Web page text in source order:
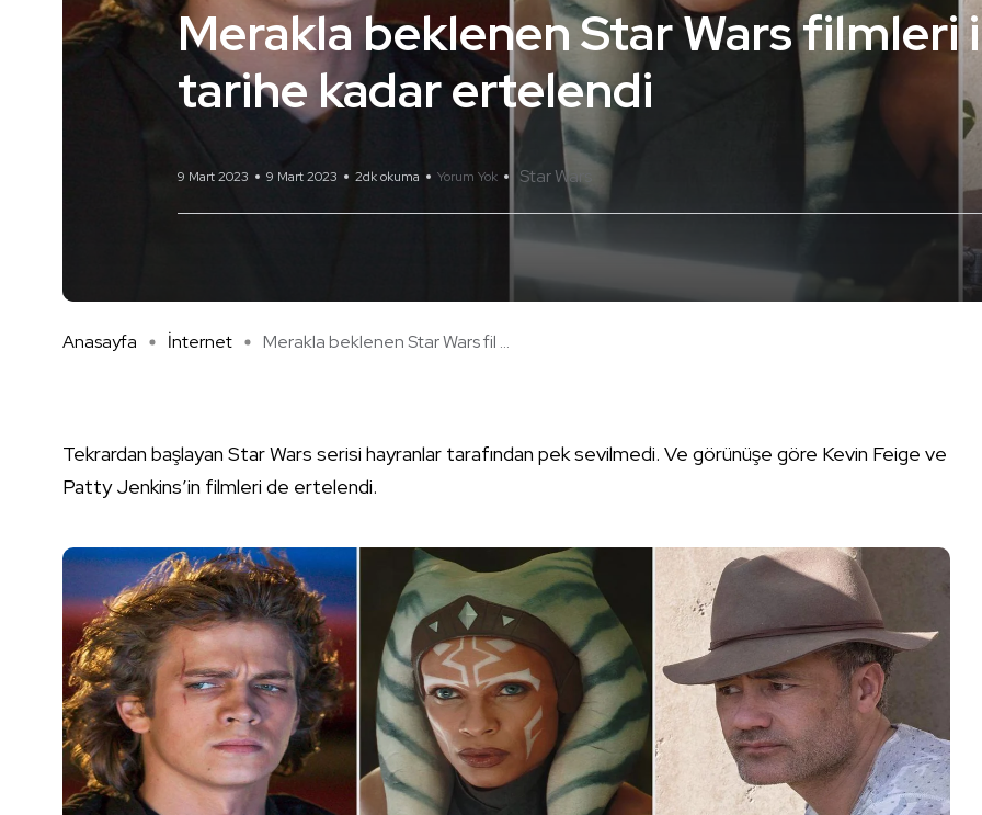
Merakla beklenen Star Wars filmleri
tarihe kadar ertelendi
9 Mart 2023 9 Mart 2023 2dk okuma Yorum Yok Star Wars
Anasayfa İnternet Merakla beklenen Star Wars fil ...
Tekrardan başlayan Star Wars serisi hayranlar tarafından pek sevilmedi. Ve görünüşe göre Kevin Feige ve
Patty Jenkins’in filmleri de ertelendi.